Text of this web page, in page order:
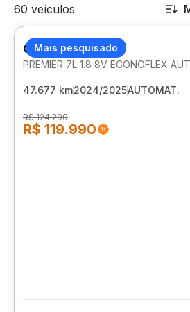
60 veículos
Mais pesquisado
CHEVROLET SPIN
PREMIER 7L 1.8 8V ECONOFLEX
47.677 km2024/2025AUTOMAT.
R$ 124.290
R$ 119.990